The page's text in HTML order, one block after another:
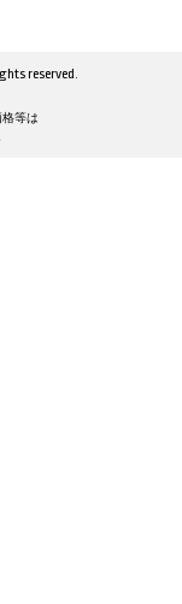
reserved.
等は